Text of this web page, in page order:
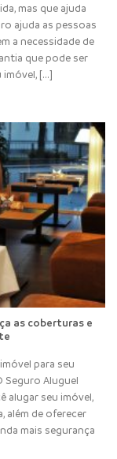
mas que ajuda
ajuda as pessoas
a necessidade de
que pode ser
[...]
as coberturas e
para seu
Seguro Aluguel
alugar seu imóvel,
além de oferecer
mais segurança